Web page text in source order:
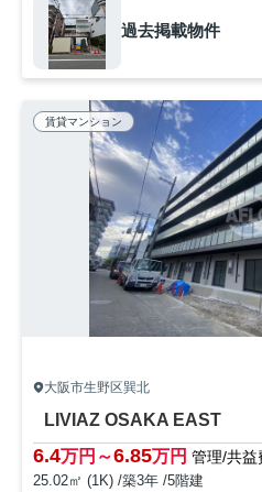
過去掲載物件
賃貸マンション
大阪市生野区巽北
LIVIAZ OSAKA EAST
6.4万円～6.85万円 管理/共益
25.02㎡ (1K) /築3年 /5階建